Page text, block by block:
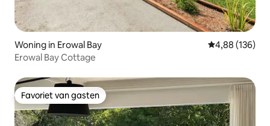
Woning in Erowal Bay Gemiddelde
4,88 (136)
Erowal Bay Cottage
Favoriet van gasten
Favoriet van gasten